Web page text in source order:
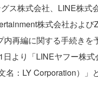
ス株式会社、LINE株式
株式会社および
内再編に関する手続きを
より「LINEヤフー株式
名：LY Corporation）」